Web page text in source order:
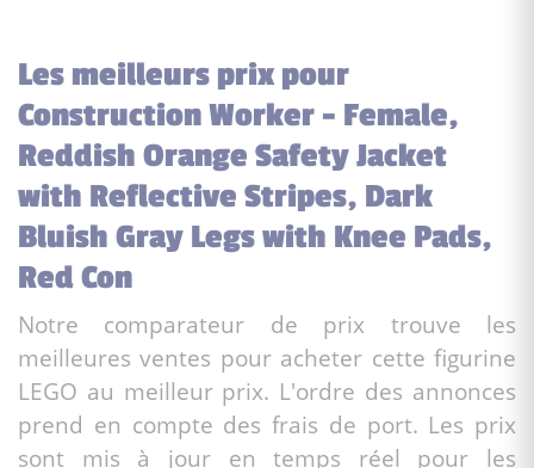
Les meilleurs prix pour
Construction Worker - Female,
Reddish Orange Safety Jacket
with Reflective Stripes, Dark
Bluish Gray Legs with Knee Pads,
Red Con
Notre comparateur de prix trouve les
meilleures ventes pour acheter cette figurine
LEGO au meilleur prix. L'ordre des annonces
prend en compte des frais de port. Les prix
sont mis à jour en temps réel pour les